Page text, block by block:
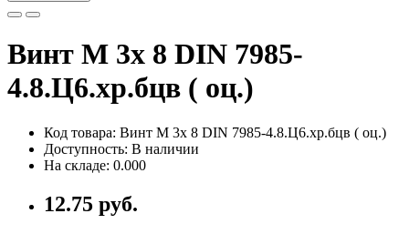
Винт М 3х 8 DIN 7985-
4.8.Ц6.хр.бцв ( оц.)
Код товара: Винт М 3х 8 DIN 7985-4.8.Ц6.хр.бцв ( оц.)
Доступность: В наличии
На складе: 0.000
12.75 руб.